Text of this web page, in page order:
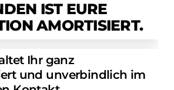
IST EURE
AMORTISIERT.
Ihr ganz
und unverbindlich im